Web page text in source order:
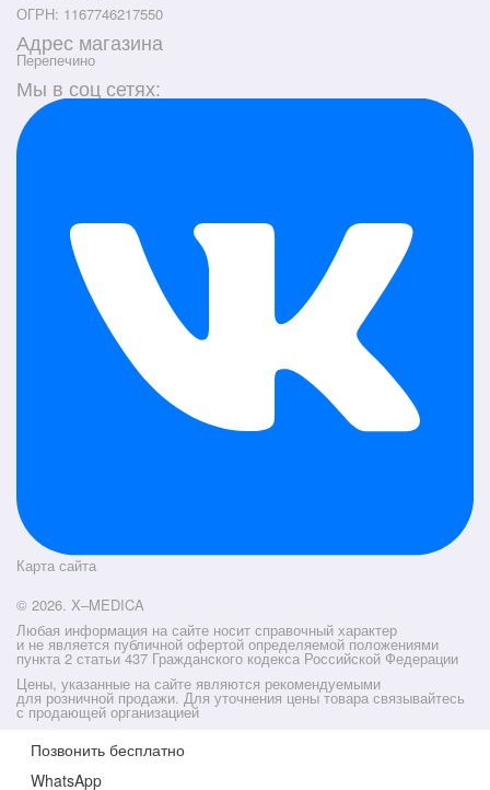
ОГРН: 1167746217550
Адрес магазина
Перепечино
Мы в соц сетях:
Карта сайта
© 2026. X–MEDICA
Любая информация на сайте носит справочный характер
и не является публичной офертой определяемой положениями
пункта 2 статьи 437 Гражданского кодекса Российской Федерации
Цены, указанные на сайте являются рекомендуемыми
для розничной продажи. Для уточнения цены товара связывайтесь
с продающей организацией
Позвонить бесплатно
WhatsApp